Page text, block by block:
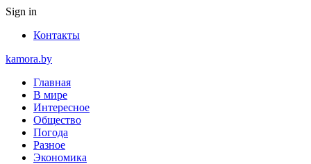
Sign in
Контакты
kamora.by
Главная
В мире
Интересное
Общество
Погода
Разное
Экономика